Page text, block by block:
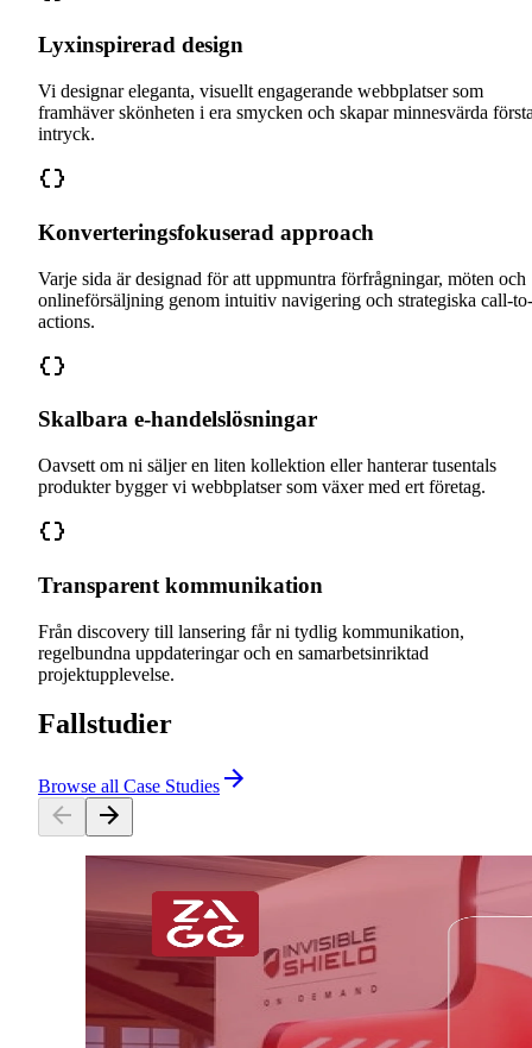
Lyxinspirerad design
Vi designar eleganta, visuellt engagerande webbplatser som
framhäver skönheten i era smycken och skapar minnesvärda
intryck.
Konverteringsfokuserad approach
Varje sida är designad för att uppmuntra förfrågningar, möten och
onlineförsäljning genom intuitiv navigering och strategiska call-to-
actions.
Skalbara e-handelslösningar
Oavsett om ni säljer en liten kollektion eller hanterar tusentals
produkter bygger vi webbplatser som växer med ert företag.
Transparent kommunikation
Från discovery till lansering får ni tydlig kommunikation,
regelbundna uppdateringar och en samarbetsinriktad
projektupplevelse.
Fallstudier
Browse all Case Studies